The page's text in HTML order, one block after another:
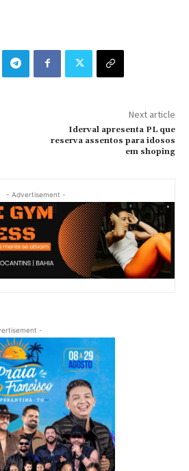
Next article
Iderval apresenta PL que
reserva assentos para idosos
em shoping
- Advertisement -
-